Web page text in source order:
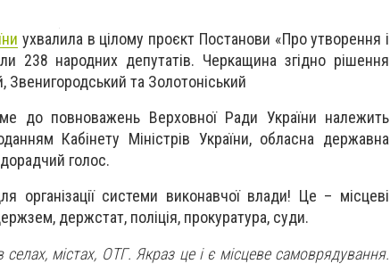
ухвалила в цілому проєкт Постанови «Про утворення і
238 народних депутатів. Черкащина згідно рішення
та Золотоніський
до повноважень Верховної Ради України належить
Кабінету Міністрів України, обласна державна
голос.
організації системи виконавчої влади! Це – місцеві
держстат, поліція, прокуратура, суди.
містах, ОТГ. Якраз це і є місцеве самоврядування.